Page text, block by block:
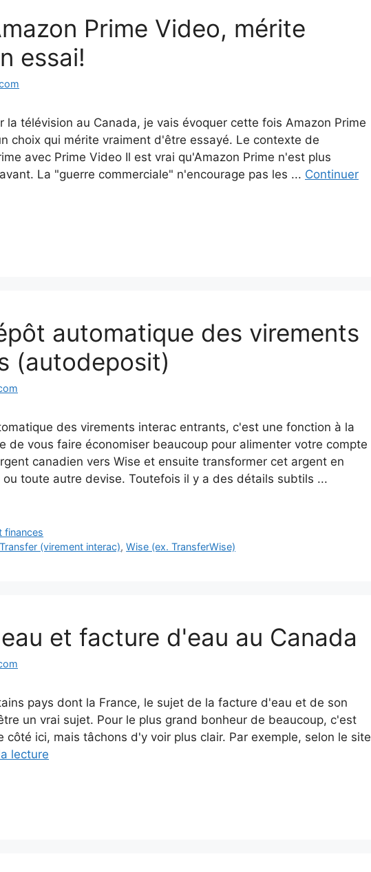
Prime Video, mérite
essai!
la télévision au Canada, je vais évoquer cette fois Amazon Prime
choix qui mérite vraiment d'être essayé. Le contexte de
avec Prime Video Il est vrai qu'Amazon Prime n'est plus
La "guerre commerciale" n'encourage pas les ... Continuer
automatique des virements
(autodeposit)
des virements interac entrants, c'est une fonction à la
de vous faire économiser beaucoup pour alimenter votre compte
canadien vers Wise et ensuite transformer cet argent en
toute autre devise. Toutefois il y a des détails subtils ...
finances
(virement interac),Wise (ex. TransferWise)
et facture d'eau au Canada
pays dont la France, le sujet de la facture d'eau et de son
un vrai sujet. Pour le plus grand bonheur de beaucoup, c'est
côté ici, mais tâchons d'y voir plus clair. Par exemple, selon le site
lecture